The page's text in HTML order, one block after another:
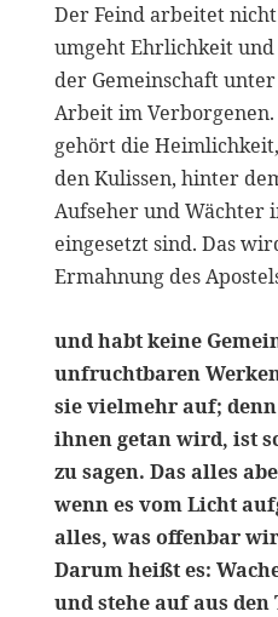
Der Feind arbeitet
umgeht Ehrlichkeit
der Gemeinschaft
Arbeit im
gehört die
den Kulissen, hinter
Aufseher und Wächter
eingesetzt sind. Das
Ermahnung des
und habt keine
unfruchtbaren
sie vielmehr auf;
ihnen getan wird, ist
zu sagen. Das alles
wenn es vom Licht
alles, was offenbar
Darum heißt es:
und stehe auf aus den